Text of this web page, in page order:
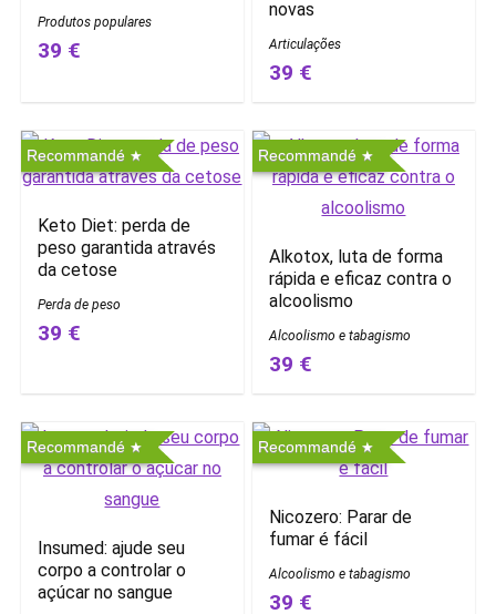
Produtos populares
39 €
novas
Articulações
39 €
Recommandé
Keto Diet: perda de
peso garantida através
da cetose
Perda de peso
39 €
Recommandé
Alkotox, luta de forma
rápida e eficaz contra o
alcoolismo
Alcoolismo e tabagismo
39 €
Recommandé
Insumed: ajude seu
corpo a controlar o
açúcar no sangue
Recommandé
Nicozero: Parar de
fumar é fácil
Alcoolismo e tabagismo
39 €